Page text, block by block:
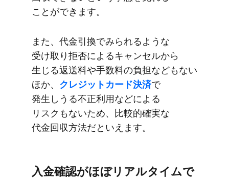
ことができます。
また、​代金引換で​みられるような​
受け取り拒否に​よる​キャンセルから​
生じる​返送料や​手数料の​負担なども​ない​
ほか、 ​クレジットカード決済で​
発生しうる​不正利用などに​よる​
リスクもないため、​比較的確実な​
代金回収方​法だと​いえます。
入金確認が​ほぼリアルタイムで​